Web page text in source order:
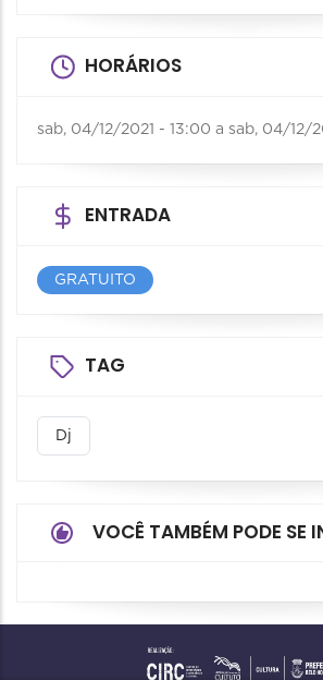
HORÁRIOS
sab, 04/12/2021 - 13:00 a sab, 04/12/
ENTRADA
GRATUITO
TAG
Dj
VOCÊ TAMBÉM PODE SE